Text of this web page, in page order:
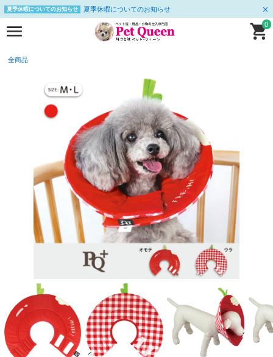
夏季休暇についてのお知らせ 夏季休暇についてのお知らせ
0
全商品